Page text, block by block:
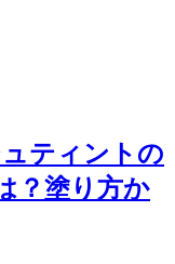
ティントの
？塗り方か